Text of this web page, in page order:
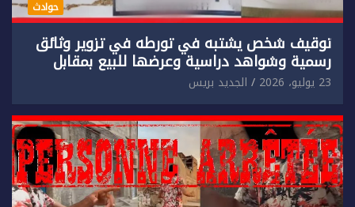
حوادث
توقيف شخص يشتبه في تورطه في تزوير وثائق
رسمية وشواهد دراسية وعرضها للبيع بمقابل
مادي.
23 يوليو، 2026 الجديد بريس